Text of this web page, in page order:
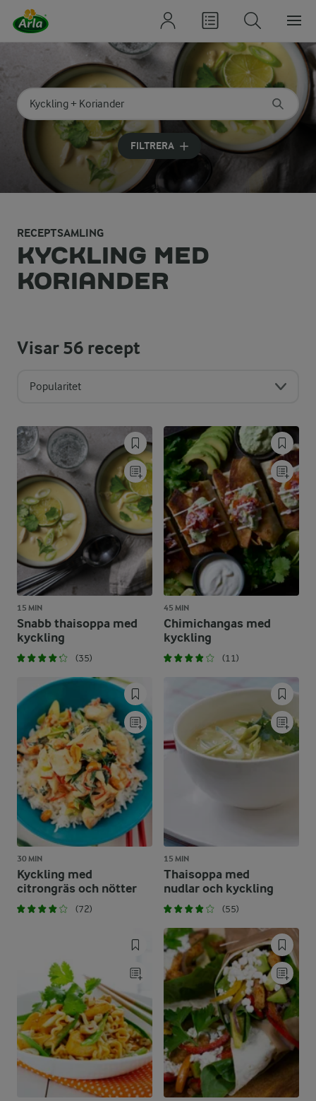
Sök på kategori eller ingrediens
Skriv in sökord för att få förslag
FILTRERA
RECEPTSAMLING
KYCKLING MED
KORIANDER
Visar56 recept
Popularitet
15 MIN
Snabb thaisoppa med
kyckling
(35)
45 MIN
Chimichangas med
kyckling
(11)
30 MIN
Kyckling med
citrongräs och nötter
(72)
15 MIN
Thaisoppa med
nudlar och kyckling
(55)